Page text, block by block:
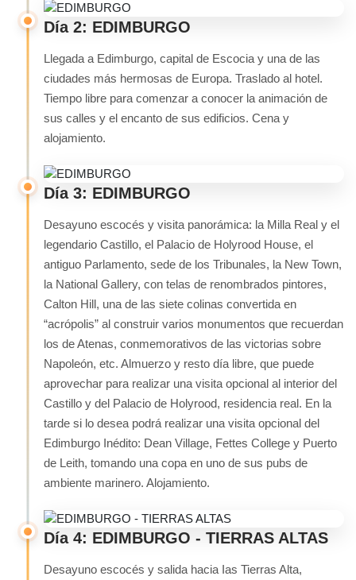
Día 2: EDIMBURGO
Llegada a Edimburgo, capital de Escocia y una de las
ciudades más hermosas de Europa. Traslado al hotel.
Tiempo libre para comenzar a conocer la animación de
sus calles y el encanto de sus edificios. Cena y
alojamiento.
Día 3: EDIMBURGO
Desayuno escocés y visita panorámica: la Milla Real y el
legendario Castillo, el Palacio de Holyrood House, el
antiguo Parlamento, sede de los Tribunales, la New Town,
la National Gallery, con telas de renombrados pintores,
Calton Hill, una de las siete colinas convertida en
“acrópolis” al construir varios monumentos que recuerdan
los de Atenas, conmemorativos de las victorias sobre
Napoleón, etc. Almuerzo y resto día libre, que puede
aprovechar para realizar una visita opcional al interior del
Castillo y del Palacio de Holyrood, residencia real. En la
tarde si lo desea podrá realizar una visita opcional del
Edimburgo Inédito: Dean Village, Fettes College y Puerto
de Leith, tomando una copa en uno de sus pubs de
ambiente marinero. Alojamiento.
Día 4: EDIMBURGO - TIERRAS ALTAS
Desayuno escocés y salida hacia Ias Tierras Alta,